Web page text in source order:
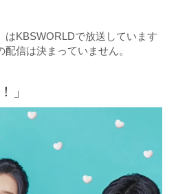
はKBSWORLDで放送しています
信は決まっていません。
」